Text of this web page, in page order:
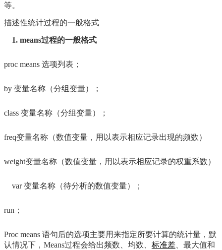
等。
描述性统计过程的一般格式
1. means过程的一般格式
proc means 选项列表；
by 变量名称（分组变量）；
class 变量名称（分组变量）；
freq变量名称（数值变量，用以表示相应记录出现的频数）
weight变量名称（数值变量，用以表示相应记录的权重系数）
var 变量名称（待分析的数值变量）；
run；
Proc means 语句后的选项主要用来指定所要计算的统计量，默
认情况下，Means过程会给出频数、均数、 标准差 、最大值和